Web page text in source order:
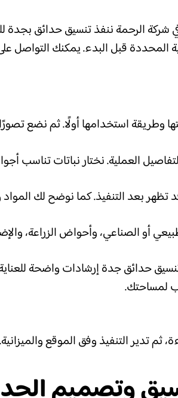
شركة الرحمة ننفذ تنسيق حدائق بجدة
المحددة قبل البدء. يمكنك التواصل
استخدامها أولًا. ثم نضع
العملية. نختار نباتات
تظهر بعد التنفيذ. كما نوضح لك
أو الصناعي، وأحواض الزراعة،
حدائق جدة إرشادات واضحة
لمساحتك.
تدير التنفيذ وفق الموقع والميزانية.